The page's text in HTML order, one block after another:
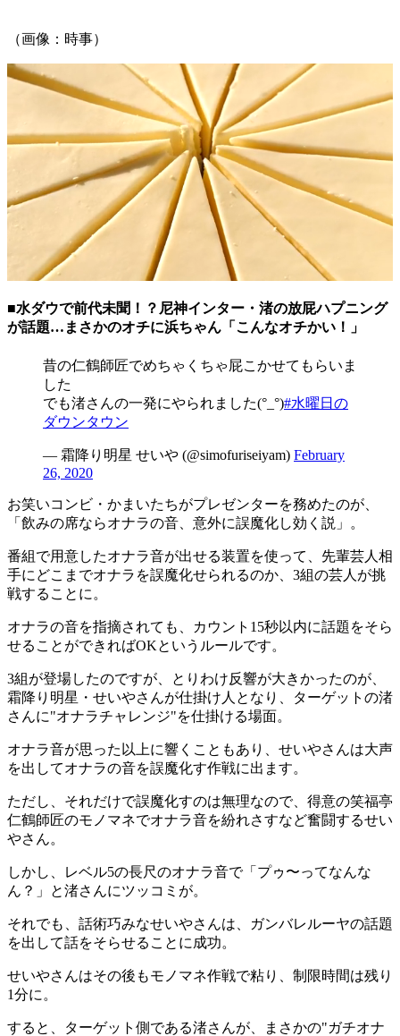
（画像：時事）
■水ダウで前代未聞！？尼神インター・渚の放屁ハプニング
が話題…まさかのオチに浜ちゃん「こんなオチかい！」
昔の仁鶴師匠でめちゃくちゃ屁こかせてもらいま
した
でも渚さんの一発にやられました(°_°)#水曜日の
ダウンタウン
— 霜降り明星 せいや (@simofuriseiyam) February
26, 2020
お笑いコンビ・かまいたちがプレゼンターを務めたのが、
「飲みの席ならオナラの音、意外に誤魔化し効く説」。
番組で用意したオナラ音が出せる装置を使って、先輩芸人相
手にどこまでオナラを誤魔化せられるのか、3組の芸人が挑
戦することに。
オナラの音を指摘されても、カウント15秒以内に話題をそら
せることができればOKというルールです。
3組が登場したのですが、とりわけ反響が大きかったのが、
霜降り明星・せいやさんが仕掛け人となり、ターゲットの渚
さんに"オナラチャレンジ"を仕掛ける場面。
オナラ音が思った以上に響くこともあり、せいやさんは大声
を出してオナラの音を誤魔化す作戦に出ます。
ただし、それだけで誤魔化すのは無理なので、得意の笑福亭
仁鶴師匠のモノマネでオナラ音を紛れさすなど奮闘するせい
やさん。
しかし、レベル5の長尺のオナラ音で「プゥ〜ってなんな
ん？」と渚さんにツッコミが。
それでも、話術巧みなせいやさんは、ガンバレルーヤの話題
を出して話をそらせることに成功。
せいやさんはその後もモノマネ作戦で粘り、制限時間は残り
1分に。
すると、ターゲット側である渚さんが、まさかの"ガチオナ